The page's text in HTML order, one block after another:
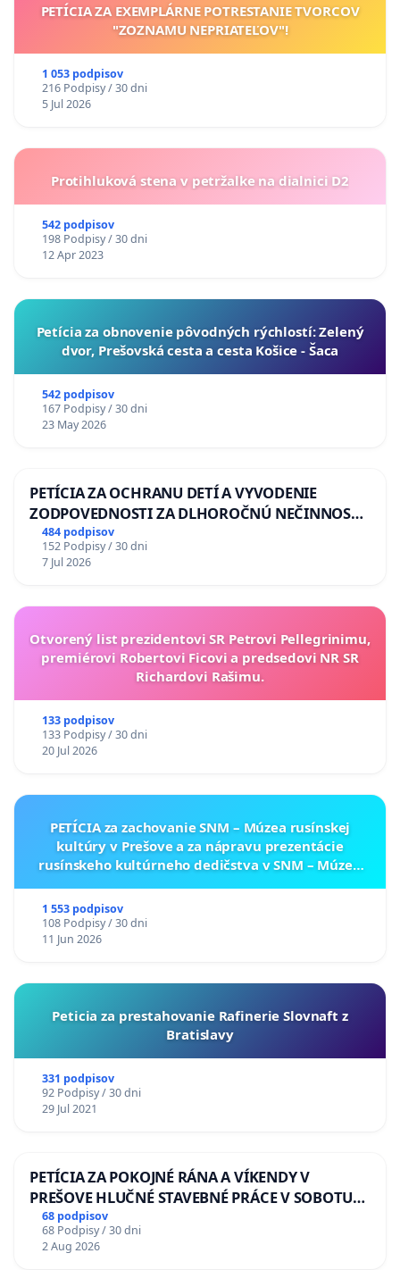
PETÍCIA ZA EXEMPLÁRNE POTRESTANIE TVORCOV
"ZOZNAMU NEPRIATEĽOV"!
1 053 podpisov
216 Podpisy / 30 dni
5 Jul 2026
Protihluková stena v petržalke na dialnici D2
542 podpisov
198 Podpisy / 30 dni
12 Apr 2023
​Petícia za obnovenie pôvodných rýchlostí: Zelený
dvor, Prešovská cesta a cesta Košice - Šaca
542 podpisov
167 Podpisy / 30 dni
23 May 2026
PETÍCIA ZA OCHRANU DETÍ A VYVODENIE
ZODPOVEDNOSTI ZA DLHOROČNÚ NEČINNOSŤ
A ZLYHANIE ŠTÁTU
484 podpisov
152 Podpisy / 30 dni
7 Jul 2026
Otvorený list prezidentovi SR Petrovi Pellegrinimu,
premiérovi Robertovi Ficovi a predsedovi NR SR
Richardovi Rašimu.
133 podpisov
133 Podpisy / 30 dni
20 Jul 2026
PETÍCIA za zachovanie SNM – Múzea rusínskej
kultúry v Prešove a za nápravu prezentácie
rusínskeho kultúrneho dedičstva v SNM – Múzeu
1 553 podpisov
108 Podpisy / 30 dni
11 Jun 2026
Peticia za prestahovanie Rafinerie Slovnaft z
Bratislavy
331 podpisov
92 Podpisy / 30 dni
29 Jul 2021
PETÍCIA ZA POKOJNÉ RÁNA A VÍKENDY V
PREŠOVE HLUČNÉ STAVEBNÉ PRÁCE V SOBOTU
LEN OD 9.00 DO 13.00 HOD., CEZ PRACOVNÝ
TÝŽDEŇ CIEĽ 8.00 – 18.00 HOD. A PRAVIDELNÁ
KONTROLA STAVBY C-AREA NA
68 podpisov
68 Podpisy / 30 dni
2 Aug 2026